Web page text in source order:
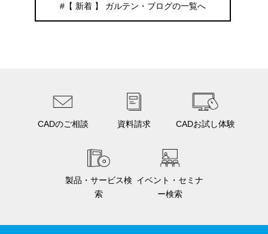
#【 新着 】 ガルテン・ブログの一覧へ
CADのご相談 資料請求 CADお試し体験
製品・サービス検
索
イベント・セミナ
ー検索